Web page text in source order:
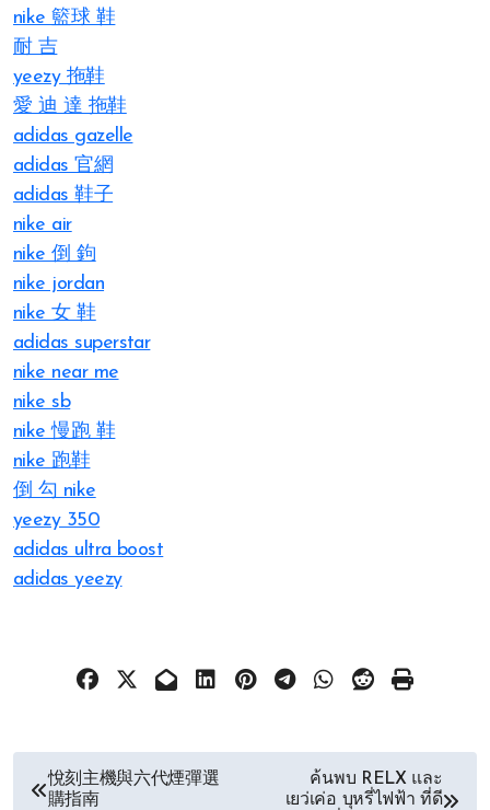
nike 籃球 鞋
耐 吉
yeezy 拖鞋
愛 迪 達 拖鞋
adidas gazelle
adidas 官網
adidas 鞋子
nike air
nike 倒 鉤
nike jordan
nike 女 鞋
adidas superstar
nike near me
nike sb
nike 慢跑 鞋
nike 跑鞋
倒 勾 nike
yeezy 350
adidas ultra boost
adidas yeezy
文悅刻主機與六代煙彈選
購指南
ค้นพบ RELX และ
เยว่เค่อ บุหรี่ไฟฟ้า ที่ดี